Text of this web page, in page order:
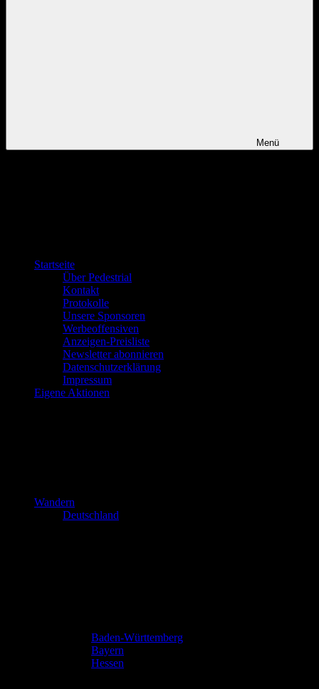
Menü
Startseite
Über Pedestrial
Kontakt
Protokolle
Unsere Sponsoren
Werbeoffensiven
Anzeigen-Preisliste
Newsletter abonnieren
Datenschutzerklärung
Impressum
Eigene Aktionen
Wandern
Deutschland
Baden-Württemberg
Bayern
Hessen